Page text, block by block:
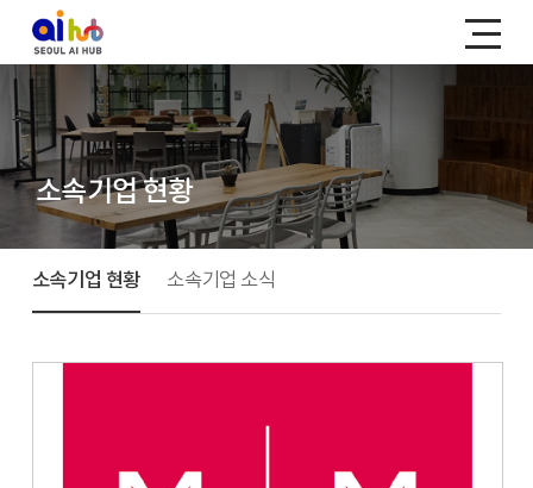
소속기업 현황
소속기업 현황 소속기업 소식